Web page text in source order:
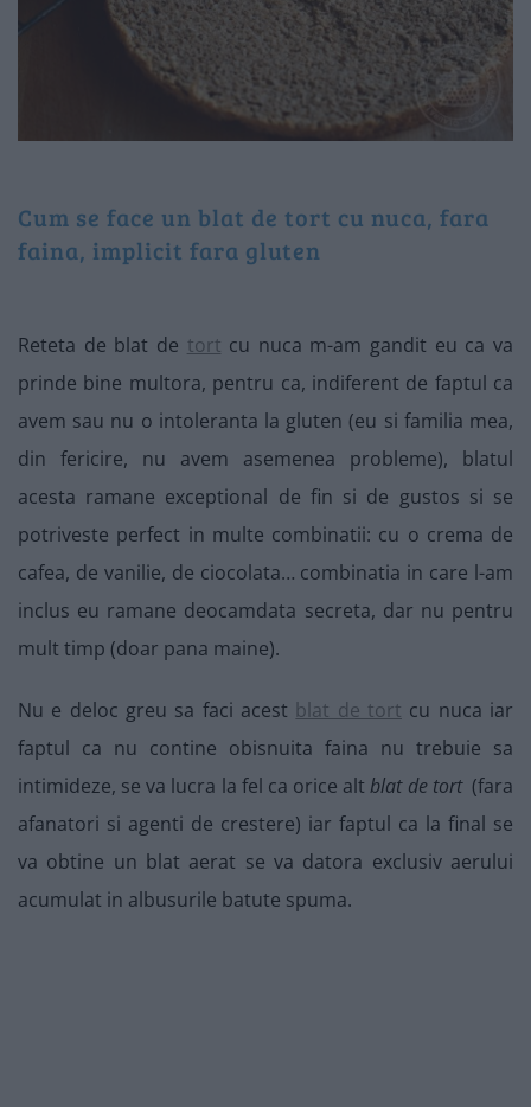
Cum se face un blat de tort cu nuca, fara
faina, implicit fara gluten
Reteta de blat de tort cu nuca m-am gandit eu ca va
prinde bine multora, pentru ca, indiferent de faptul ca
avem sau nu o intoleranta la gluten (eu si familia mea,
din fericire, nu avem asemenea probleme), blatul
acesta ramane exceptional de fin si de gustos si se
potriveste perfect in multe combinatii: cu o crema de
cafea, de vanilie, de ciocolata… combinatia in care l-am
inclus eu ramane deocamdata secreta, dar nu pentru
mult timp (doar pana maine).
Nu e deloc greu sa faci acest blat de tort cu nuca iar
faptul ca nu contine obisnuita faina nu trebuie sa
intimideze, se va lucra la fel ca orice altblat de tort (fara
afanatori si agenti de crestere) iar faptul ca la final se
va obtine un blat aerat se va datora exclusiv aerului
acumulat in albusurile batute spuma.